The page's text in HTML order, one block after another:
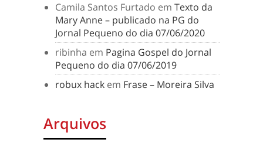
Camila Santos Furtado em Texto da
Mary Anne – publicado na PG do
Jornal Pequeno do dia 07/06/2020
ribinha em Pagina Gospel do Jornal
Pequeno do dia 07/06/2019
robux hack em Frase – Moreira Silva
Arquivos